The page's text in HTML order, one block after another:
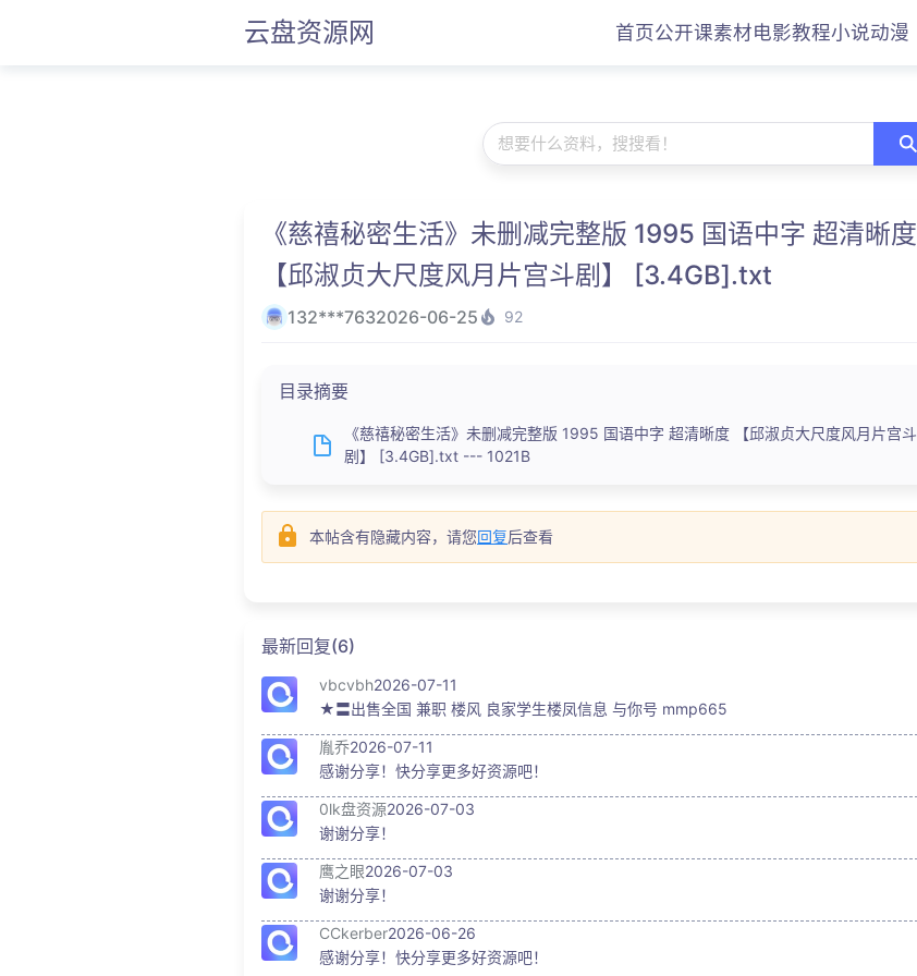
云盘资源网 首页公开课素材电影教程小说动漫
想要什么资料，搜搜看！
《慈禧秘密生活》未删减完整版 1995 国语中字 超清晰度
【邱淑贞大尺度风月片宫斗剧】 [3.4GB].txt
132***7632026-06-25 92
目录摘要
《慈禧秘密生活》未删减完整版 1995 国语中字 超清晰度 【邱淑贞大尺度风月片宫斗
剧】 [3.4GB].txt --- 1021B
本帖含有隐藏内容，请您回复后查看
最新回复(6)
vbcvbh2026-07-11
★〓出售全国 兼职 楼风 良家学生楼凤信息 与你号 mmp665
胤乔2026-07-11
感谢分享！快分享更多好资源吧！
0lk盘资源2026-07-03
谢谢分享！
鹰之眼2026-07-03
谢谢分享！
CCkerber2026-06-26
感谢分享！快分享更多好资源吧！